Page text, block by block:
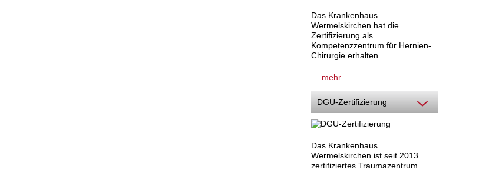
Das Krankenhaus
Wermelskirchen hat die
Zertifizierung als
Kompetenzzentrum für Hernien-
Chirurgie erhalten.
mehr
DGU-Zertifizierung
Das Krankenhaus
Wermelskirchen ist seit 2013
zertifiziertes Traumazentrum.